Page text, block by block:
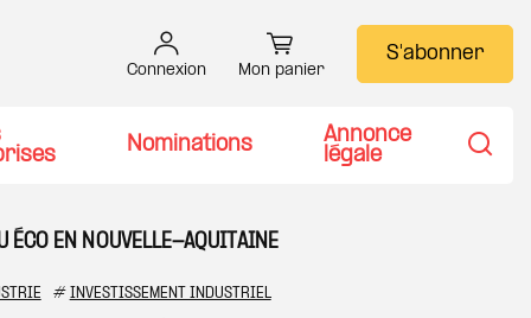
Connexion Mon panier
S'abonner
Nominations
Annonce
légale
ÉCO EN NOUVELLE-AQUITAINE
# INVESTISSEMENT INDUSTRIEL